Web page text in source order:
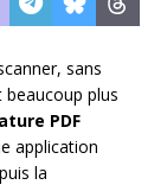
sans
beaucoup plus
PDF
application
la